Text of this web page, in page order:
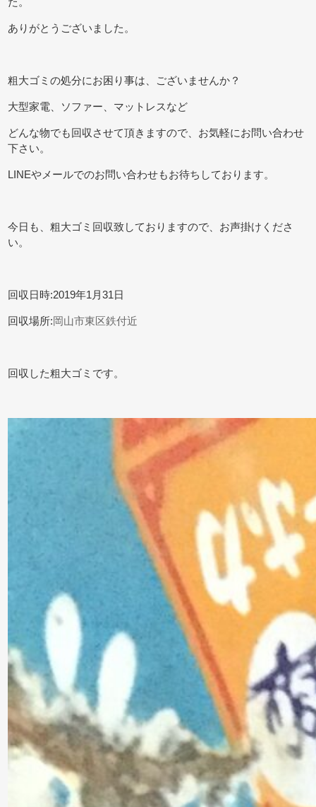
ありがとうございました。
粗大ゴミの処分にお困り事は、ございませんか？
大型家電、ソファー、マットレスなど
どんな物でも回収させて頂きますので、お気軽にお問い合わせ
下さい。
LINEやメールでのお問い合わせもお待ちしております。
今日も、粗大ゴミ回収致しておりますので、お声掛けくださ
い。
回収日時:2019年1月31日
回収場所: 岡山市東区鉄付近
回収した粗大ゴミです。